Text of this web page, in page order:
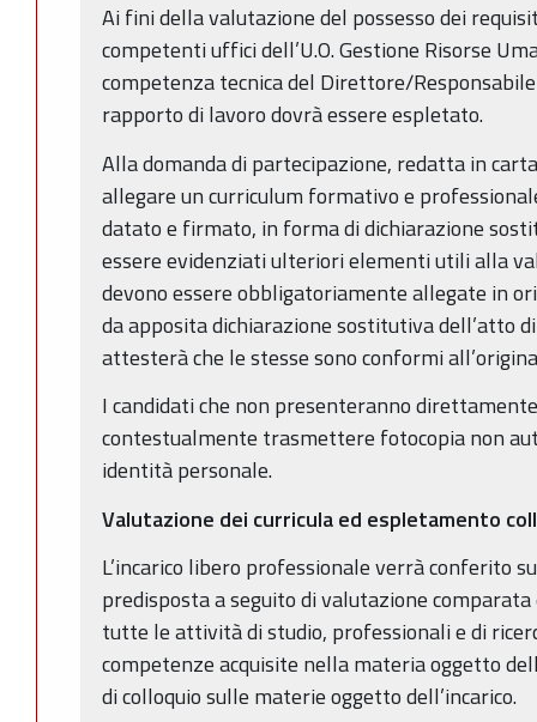
Ai fini della valutazione del possesso dei
competenti uffici dell’U.O. Gestione Risorse
competenza tecnica del Direttore/
rapporto di lavoro dovrà essere espletato.
Alla domanda di partecipazione, redatta in
allegare un curriculum formativo e
datato e firmato, in forma di dichiarazione
essere evidenziati ulteriori elementi utili alla
devono essere obbligatoriamente allegate in
da apposita dichiarazione sostitutiva dell’atto
attesterà che le stesse sono conformi
I candidati che non presenteranno
contestualmente trasmettere fotocopia non
identità personale.
Valutazione dei curricula ed espletamento
L’incarico libero professionale verrà conferito
predisposta a seguito di valutazione
tutte le attività di studio, professionali e di
competenze acquisite nella materia oggetto
di colloquio sulle materie oggetto dell’incarico.